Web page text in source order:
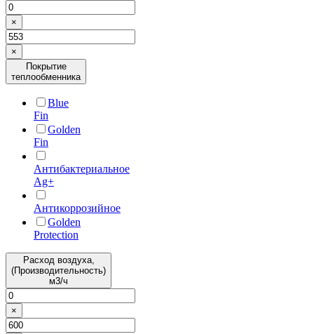
×
×
Покрытие
теплообменника
Blue
Fin
Golden
Fin
Антибактериальное
Ag+
Антикоррозийное
Golden
Protection
Расход воздуха,
(Производительность)
м3/ч
×